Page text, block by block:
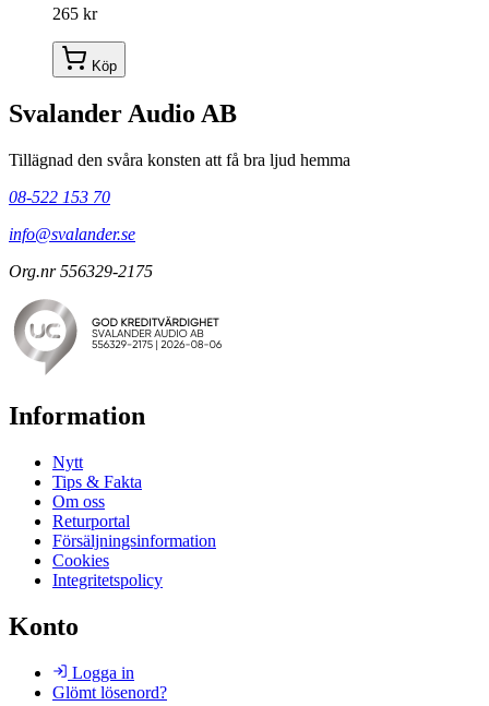
265 kr
Köp
Svalander Audio AB
Tillägnad den svåra konsten att få bra ljud hemma
08-522 153 70
info@svalander.se
Org.nr 556329-2175
Information
Nytt
Tips & Fakta
Om oss
Returportal
Försäljningsinformation
Cookies
Integritetspolicy
Konto
Logga in
Glömt lösenord?